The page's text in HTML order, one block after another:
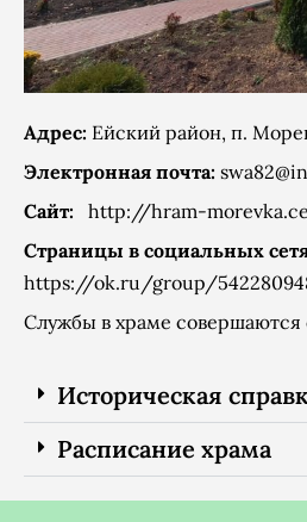
Адрес: Ейский район, п.
Электронная почта:
Сайт: http://hram-
Страницы в социальных
https://ok.ru/group/
Службы в храме совершаются
Историческая
Расписание храма